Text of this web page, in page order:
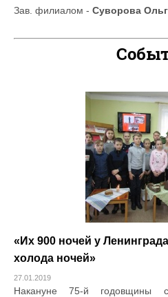
Зав. филиалом - Суворова
«Их 900 ночей у
холода ночей»
27.01.2019
Накануне 75-й годовщины